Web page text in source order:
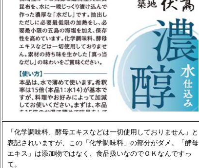
「化学調味料、酵母エキスなどは一切使用しておりません」と
表記されいますが、この「化学調味料」の部分がダメ。「酵母
エキス」は添加物ではなく、食品扱いなのでＯＫなんですっ
て。